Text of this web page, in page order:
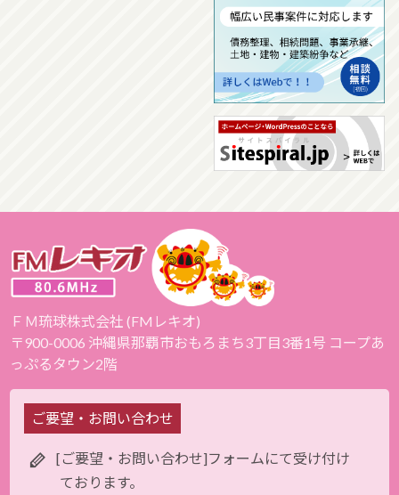
ＦＭ琉球株式会社 (FMレキオ)
〒900-0006 沖縄県那覇市おもろまち3丁目3番1号 コープあ
っぷるタウン2階
ご要望・お問い合わせ
[ご要望・お問い合わせ]フォームにて受け付け
ております。